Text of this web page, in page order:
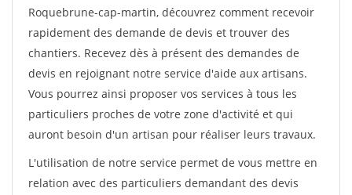
Roquebrune-cap-martin, découvrez comment recevoir
rapidement des demande de devis et trouver des
chantiers. Recevez dès à présent des demandes de
devis en rejoignant notre service d'aide aux artisans.
Vous pourrez ainsi proposer vos services à tous les
particuliers proches de votre zone d'activité et qui
auront besoin d'un artisan pour réaliser leurs travaux.
L'utilisation de notre service permet de vous mettre en
relation avec des particuliers demandant des devis